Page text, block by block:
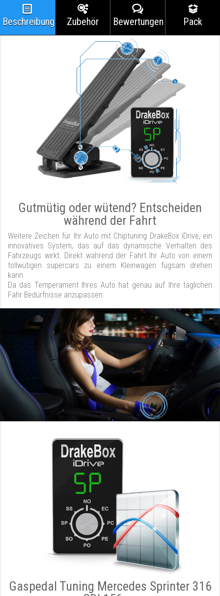
Beschreibung Zubehör Bewertungen Pack
Gutmütig oder wütend? Entscheiden
während der Fahrt
Weitere Zeichen für Ihr Auto mit Chiptuning DrakeBox iDrive, ein
innovatives System, das auf das dynamische Verhalten des
Fahrzeugs wirkt. Direkt während der Fahrt Ihr Auto von einem
tollwütigen supercars zu einem Kleinwagen fügsam drehen
kann.
Da das Temperament Ihres Auto hat genau auf Ihre täglichen
Fahr Bedürfnisse anzupassen.
Gaspedal Tuning Mercedes Sprinter 316